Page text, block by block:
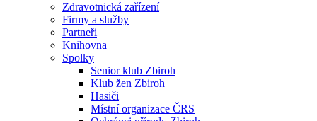
Zdravotnická zařízení
Firmy a služby
Partneři
Knihovna
Spolky
Senior klub Zbiroh
Klub žen Zbiroh
Hasiči
Místní organizace ČRS